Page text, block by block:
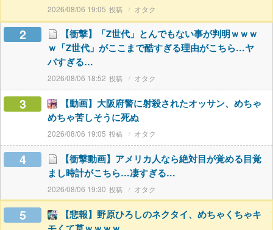
2026/08/06 19:05 オタク
2
【衝撃】「Z世代」とんでもない事が判明ｗｗｗ
ｗ「Z世代」がここまで酷すぎる理由がこちら…ヤ
バすぎる…
2026/08/06 18:52 オタク
3
【動画】大阪府警に射殺されたオッサン、めちゃ
めちゃ苦しそうに死ぬ
2026/08/06 19:05 オタク
4
【衝撃動画】アメリカ人なら絶対目が覚める目覚
まし時計がこちら…凄すぎる…
2026/08/06 19:30 オタク
5
【悲報】野原ひろしのネクタイ、めちゃくちゃキ